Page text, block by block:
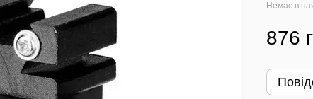
Немає в
876